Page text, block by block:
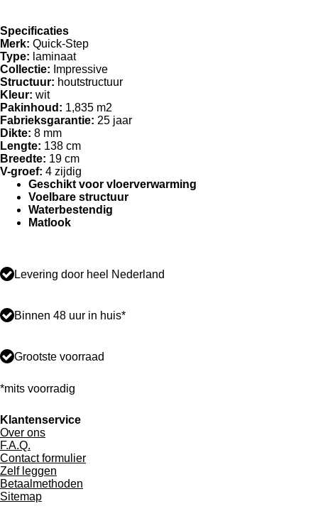
Specificaties
Merk: Quick-Step
Type: laminaat
Collectie: Impressive
Structuur: houtstructuur
Kleur: wit
Pakinhoud: 1,835 m2
Fabrieksgarantie: 25 jaar
Dikte: 8 mm
Lengte: 138 cm
Breedte: 19 cm
V-groef: 4 zijdig
Geschikt voor vloerverwarming
Voelbare structuur
Waterbestendig
Matlook
Levering door heel Nederland
Binnen 48 uur in huis*
Grootste voorraad
*mits voorradig
Klantenservice
Over ons
F.A.Q.
Contact formulier
Zelf leggen
Betaalmethoden
Sitemap